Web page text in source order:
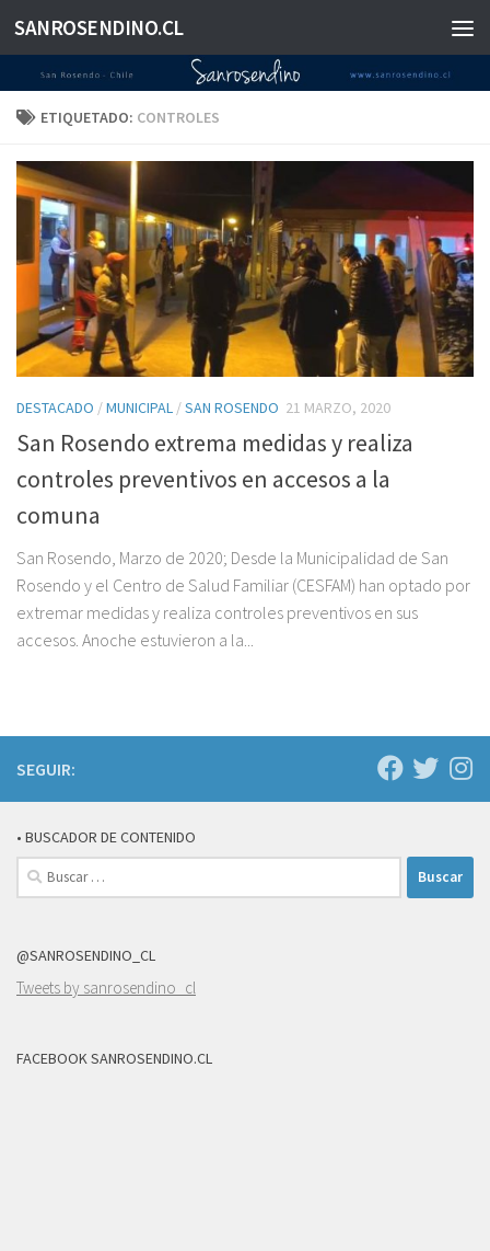
Saltar al contenido
SANROSENDINO.CL
ETIQUETADO: CONTROLES
DESTACADO /MUNICIPAL /SAN ROSENDO 21 MARZO, 2020
San Rosendo extrema medidas y realiza
controles preventivos en accesos a la
comuna
San Rosendo, Marzo de 2020; Desde la Municipalidad de San
Rosendo y el Centro de Salud Familiar (CESFAM) han optado por
extremar medidas y realiza controles preventivos en sus
accesos. Anoche estuvieron a la...
SEGUIR:
• BUSCADOR DE CONTENIDO
Buscar:
@SANROSENDINO_CL
Tweets by sanrosendino_cl
FACEBOOK SANROSENDINO.CL